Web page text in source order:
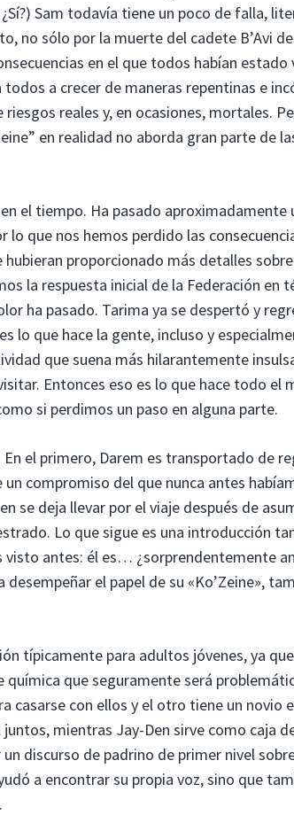
Sam todavía tiene un poco de falla,
no sólo por la muerte del cadete B’Avi
en el que todos habían
a crecer de maneras repentinas e
reales y, en ocasiones, mortales.
en realidad no aborda gran parte de
el tiempo. Ha pasado aproximadamente
lo que nos hemos perdido las
proporcionado más detalles
la respuesta inicial de la Federación en
ha pasado. Tarima ya se despertó y
lo que hace la gente, incluso y
que suena más hilarantemente
Entonces eso es lo que hace todo el
si perdimos un paso en alguna parte.
el primero, Darem es transportado de
compromiso del que nunca antes
se deja llevar por el viaje después de
Lo que sigue es una introducción
visto antes: él es… ¿sorprendentemente
el papel de su «Ko’Zeine»,
típicamente para adultos jóvenes, ya
que seguramente será
casarse con ellos y el otro tiene un novio
mientras Jay-Den sirve como caja
discurso de padrino de primer nivel
a encontrar su propia voz, sino que